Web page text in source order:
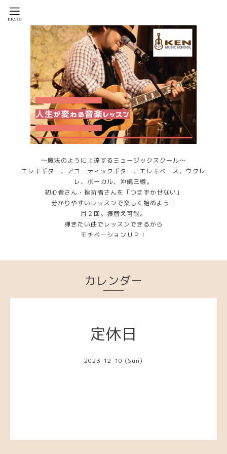
～魔法のように上達するミュージックスクール～
エレキギター、アコーティックギター、エレキベース、ウクレ
レ、ボーカル、沖縄三線。
初心者さん・挫折者さんを「つまずかせない」
分かりやすいレッスンで楽しく始めよう！
月２回。振替え可能。
弾きたい曲でレッスンできるから
モチベーションＵＰ！
カレンダー
定休日
2023-12-10 (Sun)